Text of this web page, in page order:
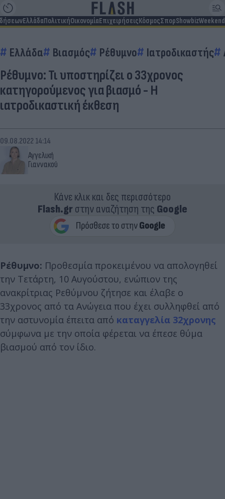
ΕλλάδαΠολιτικήΟικονομίαΕπιχειρήσειςΚόσμοςΣπορShowbizWeekend
Ελλάδα Βιασμός Ρέθυμνο Ιατροδικαστής
Ρέθυμνο: Τι υποστηρίζει ο 33χρονος
κατηγορούμενος για βιασμό - Η
ιατροδικαστική έκθεση
Αγγελική
Γιαννακού
09.08.2022 14:14
Κάνε κλικ και δες περισσότερο
Flash.grστην αναζήτηση της Google
Ρέθυμνο: Προθεσμία προκειμένου να απολογηθεί
την Τετάρτη, 10 Αυγούστου, ενώπιον της
ανακρίτριας Ρεθύμνου ζήτησε και έλαβε ο
33χρονος από τα Ανώγεια που έχει συλληφθεί από
την αστυνομία έπειτα από καταγγελία 32χρονης
σύμφωνα με την οποία φέρεται να έπεσε θύμα
βιασμού από τον ίδιο.